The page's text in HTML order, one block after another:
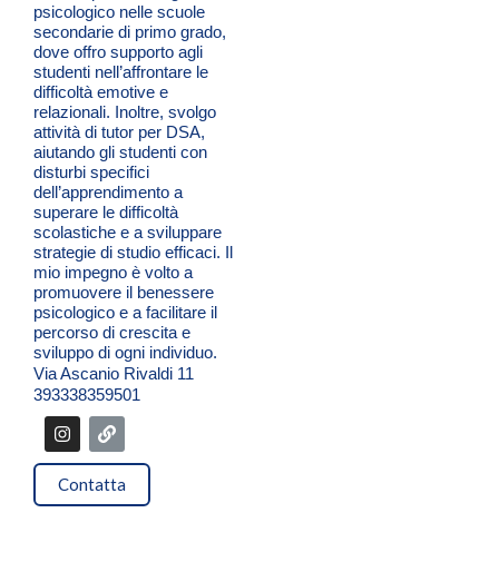
psicologico nelle scuole
secondarie di primo grado,
dove offro supporto agli
studenti nell’affrontare le
difficoltà emotive e
relazionali. Inoltre, svolgo
attività di tutor per DSA,
aiutando gli studenti con
disturbi specifici
dell’apprendimento a
superare le difficoltà
scolastiche e a sviluppare
strategie di studio efficaci. Il
mio impegno è volto a
promuovere il benessere
psicologico e a facilitare il
percorso di crescita e
sviluppo di ogni individuo.
Via Ascanio Rivaldi 11
393338359501
I
n
s
t
a
g
L
i
n
k
Contatta